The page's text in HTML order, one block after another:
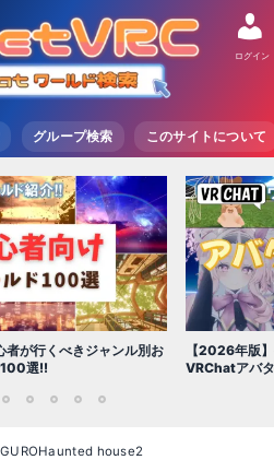
グループ検索 このサイトについて
ログイン
者が行くべきジャンル別お
100選!!
【2026年版
VRChatアバ
house2